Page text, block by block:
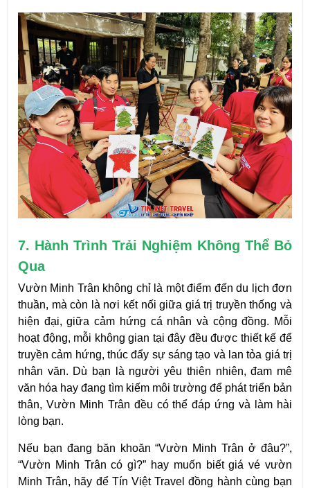
7. Hành Trình Trải Nghiệm Không Thể Bỏ
Qua
Vườn Minh Trân không chỉ là một điểm đến du lịch đơn
thuần, mà còn là nơi kết nối giữa giá trị truyền thống và
hiện đại, giữa cảm hứng cá nhân và cộng đồng. Mỗi
hoạt động, mỗi không gian tại đây đều được thiết kế để
truyền cảm hứng, thúc đẩy sự sáng tạo và lan tỏa giá trị
nhân văn. Dù bạn là người yêu thiên nhiên, đam mê
văn hóa hay đang tìm kiếm môi trường để phát triển bản
thân, Vườn Minh Trân đều có thể đáp ứng và làm hài
lòng bạn.
Nếu bạn đang băn khoăn “Vườn Minh Trân ở đâu?”,
“Vườn Minh Trân có gì?” hay muốn biết giá vé vườn
Minh Trân, hãy để Tín Việt Travel đồng hành cùng bạn